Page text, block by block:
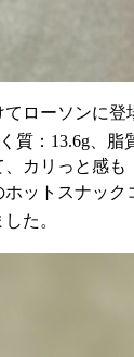
ローソンに
質：13.6g、
カリっと感も
ットスナッ
た。